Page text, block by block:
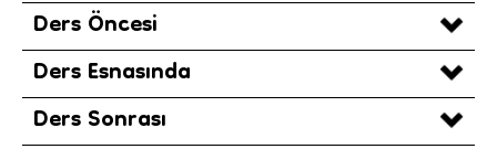
Ders Öncesi
Ders Esnasında
Ders Sonrası